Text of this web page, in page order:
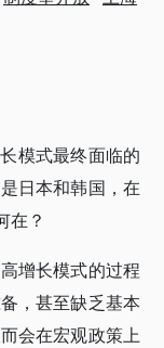
模式最终面临的
日本和韩国，在
在？
增长模式的过程
，甚至缺乏基本
会在宏观政策上